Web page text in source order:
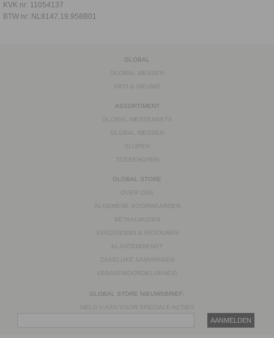
KVK nr: 11054137
BTW nr: NL8147.19.958B01
GLOBAL
GLOBAL MESSEN
INFO & NIEUWS
ASSORTIMENT
GLOBAL MESSENSETS
GLOBAL MESSEN
SLIJPEN
TOEBEHOREN
GLOBAL STORE
OVER ONS
ALGEMENE VOORWAARDEN
BETAALWIJZEN
VERZENDING & RETOUREN
KLANTENDIENST
ZAKELIJKE AANVRAGEN
VERANTWOORDELIJKHEID
GLOBAL STORE NIEUWSBRIEF:
MELD U AAN VOOR SPECIALE ACTIES
AANMELDEN